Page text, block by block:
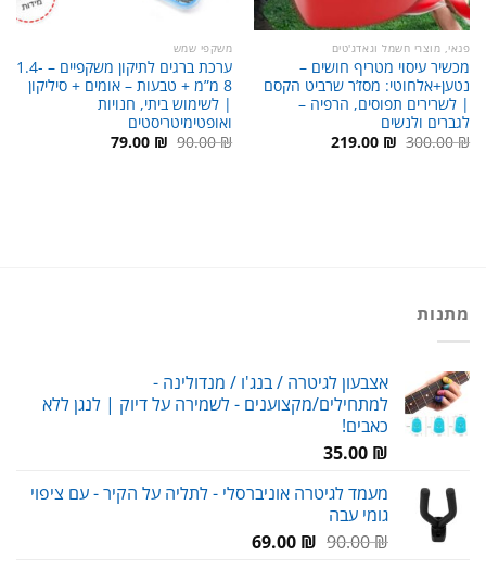
פנאי, מוצרי חשמל וגאדג'טים
מכשיר עיסוי מטריף חושים –
נטען+אלחוטי: מסז’ר שרביט הקסם
| לשרירים תפוסים, הרפיה –
לגברים ולנשים
300.00₪ המחיר219.00 ₪ המחיר
משקפי שמש
ערכת ברגים לתיקון משקפיים – 1.4-
8 מ”מ + טבעות – אומים + סיליקון
| לשימוש ביתי, חנויות
ואופטימיטריסטים
90.00₪ המחיר79.00 ₪ המחיר
מתנות
אצבעון לגיטרה / בנג'ו / מנדולינה -
למתחילים/מקצוענים - לשמירה על דיוק | לנגן ללא
כאבים!
35.00 ₪
מעמד לגיטרה אוניברסלי - לתליה על הקיר - עם ציפוי
גומי עבה
90.00₪
המחיר69.00 ₪
המחיר